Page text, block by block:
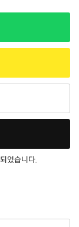
었습니다.